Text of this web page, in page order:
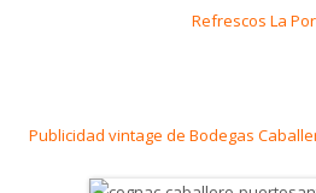
Refrescos La
Publicidad vintage de Bodegas